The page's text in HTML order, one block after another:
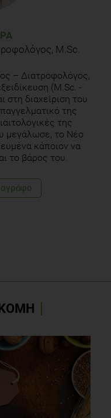
M.Sc.
– Διατροφολόγος,
(M.Sc. -
στη διαχείριση του
της
της
μεγάλωσε, το Νέο
κάποιον να
το βάρος του.